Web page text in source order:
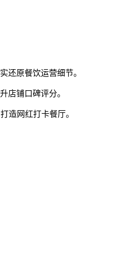
还原餐饮运营细节。
店铺口碑评分。
造网红打卡餐厅。